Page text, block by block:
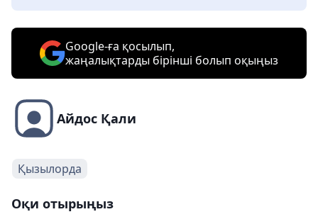
Google-ға қосылып,
жаңалықтарды бірінші болып оқыңыз
Айдос Қали
Қызылорда
Оқи отырыңыз